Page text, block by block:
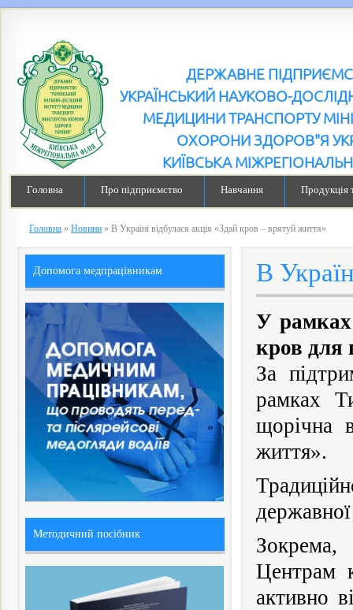
ДЕРЖАВНЕ
УКРАЇНСЬКИЙ НАУКОВО-
МЕДИЦИНИ ТРАНСПОРТУ
ОХОРОНИ ЗДОРОВ"Я
КИЇВСЬКА
Головна Про підприємство Навчання Продукція
Головна » Новини » В Україні відбулася акція «Здай кров – врятуй життя»
В
У рамках
кров для
За
рамках
щорічна
життя».
Центрам
активно
Допомога медпрацівникам
Методичний посібник